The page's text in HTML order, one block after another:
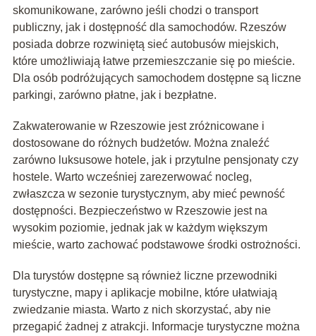
skomunikowane, zarówno jeśli chodzi o transport
publiczny, jak i dostępność dla samochodów. Rzeszów
posiada dobrze rozwiniętą sieć autobusów miejskich,
które umożliwiają łatwe przemieszczanie się po mieście.
Dla osób podróżujących samochodem dostępne są liczne
parkingi, zarówno płatne, jak i bezpłatne.
Zakwaterowanie w Rzeszowie jest zróżnicowane i
dostosowane do różnych budżetów. Można znaleźć
zarówno luksusowe hotele, jak i przytulne pensjonaty czy
hostele. Warto wcześniej zarezerwować nocleg,
zwłaszcza w sezonie turystycznym, aby mieć pewność
dostępności. Bezpieczeństwo w Rzeszowie jest na
wysokim poziomie, jednak jak w każdym większym
mieście, warto zachować podstawowe środki ostrożności.
Dla turystów dostępne są również liczne przewodniki
turystyczne, mapy i aplikacje mobilne, które ułatwiają
zwiedzanie miasta. Warto z nich skorzystać, aby nie
przegapić żadnej z atrakcji. Informacje turystyczne można